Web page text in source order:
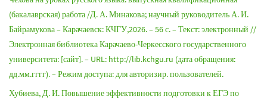
(бакалаврская) работа /Д. А. Минакова; научный руководитель А. И.
Байрамукова – Карачаевск: КЧГУ,2026. – 56 с. – Текст: электронный //
Электронная библиотека Карачаево-Черкесского государственного
университета: [сайт]. – URL: http://lib.kchgu.ru (дата обращения:
дд.мм.гггг). – Режим доступа: для авторизир. пользователей.
Хубиева, Д. И. Повышение эффективности подготовки к ЕГЭ по